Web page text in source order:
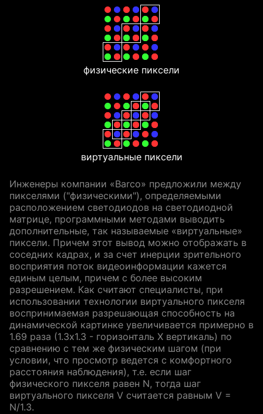
физические пиксели
виртуальные пиксели
Инженеры компании «Barco» предложили между
пикселями ("физическими"), определяемыми
расположением светодиодов на светодиодной
матрице, программными методами выводить
дополнительные, так называемые «виртуальные»
пиксели. Причем этот вывод можно отображать в
соседних кадрах, и за счет инерции зрительного
восприятия поток видеоинформации кажется
единым целым, причем с более высоким
разрешением. Как считают специалисты, при
использовании технологии виртуального пикселя
воспринимаемая разрешающая способность на
динамической картинке увеличивается примерно в
1.69 раза (1.3х1.3 - горизонталь Х вертикаль) по
сравнению с тем же физическим шагом (при
условии, что просмотр ведется с комфортного
расстояния наблюдения), т.е. если шаг
физического пикселя равен N, тогда шаг
виртуального пикселя V считается равным V =
N/1.3.